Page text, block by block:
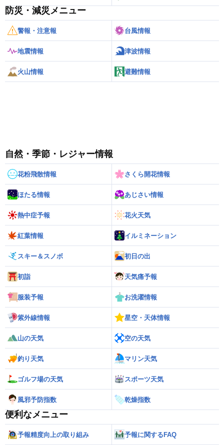
防災・減災メニュー
警報・注意報 台風情報
地震情報 津波情報
火山情報 避難情報
自然・季節・レジャー情報
花粉飛散情報 さくら開花情報
ほたる情報 あじさい情報
熱中症予報 花火天気
紅葉情報 イルミネーション
スキー＆スノボ 初日の出
初詣 天気痛予報
服装予報 お洗濯情報
紫外線情報 星空・天体情報
山の天気 空の天気
釣り天気 マリン天気
ゴルフ場の天気 スポーツ天気
風邪予防指数 乾燥指数
便利なメニュー
予報精度向上の取り組み 予報に関するFAQ